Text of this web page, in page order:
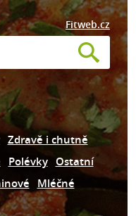
Fitweb.cz
Zdravě i chutně
Polévky Ostatní
Mléčné